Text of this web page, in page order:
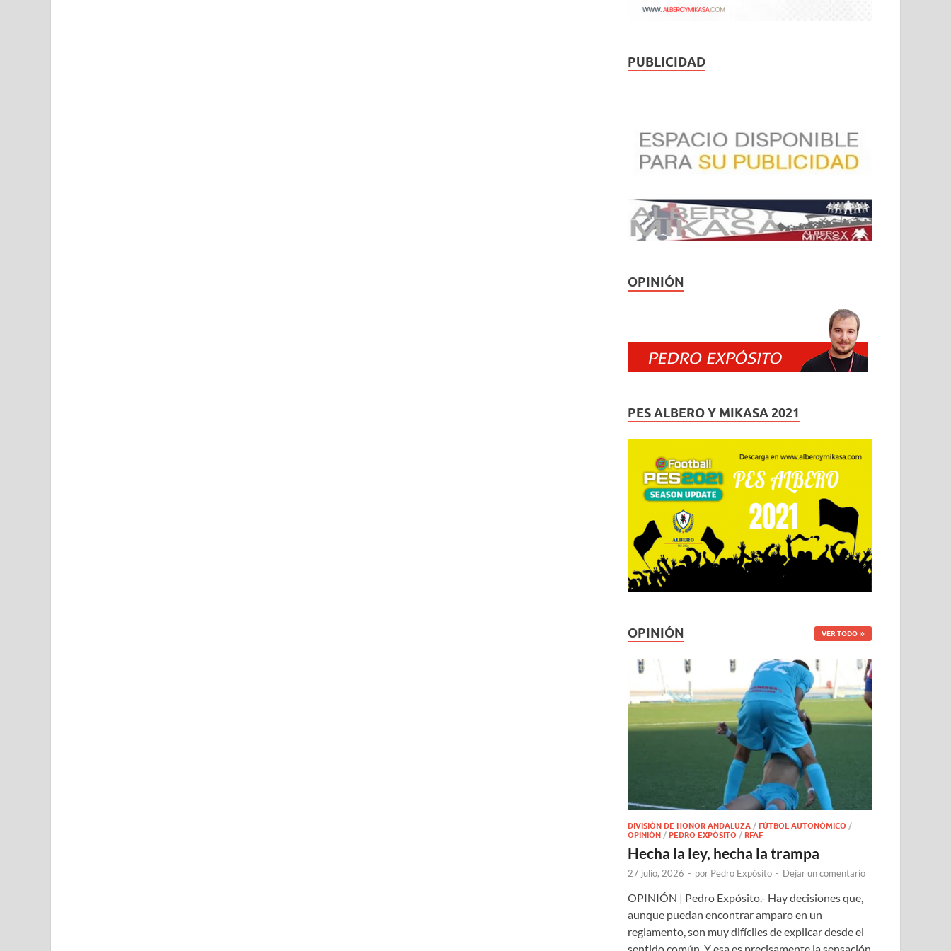
PUBLICIDAD
OPINIÓN
PES ALBERO Y MIKASA 2021
OPINIÓN VER TODO
DIVISIÓN DE HONOR ANDALUZA /FÚTBOL AUTONÓMICO /
OPINIÓN /PEDRO EXPÓSITO /RFAF
Hecha la ley, hecha la trampa
27 julio, 2026 - por Pedro Expósito - Dejar un comentario
OPINIÓN | Pedro Expósito.- Hay decisiones que,
aunque puedan encontrar amparo en un
reglamento, son muy difíciles de explicar desde el
sentido común. Y esa es precisamente la sensación